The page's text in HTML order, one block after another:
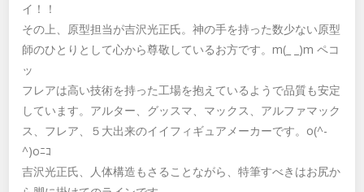
イ！！
その上、原型担当が吉沢光正氏。神の手を持った数少ない原型
師のひとりとして心から尊敬しているお方です。m(_ _)m ペコ
ッ
フレアは高い技術を持った工場を抱えているようで品質も安定
しています。アルター、グッスマ、マックス、アルファマック
ス、フレア、５大出来のイイフィギュアメーカーです。o(^-
^)oﾆｺ
吉沢光正氏、人体構造もさることながら、特筆すべきはお尻か